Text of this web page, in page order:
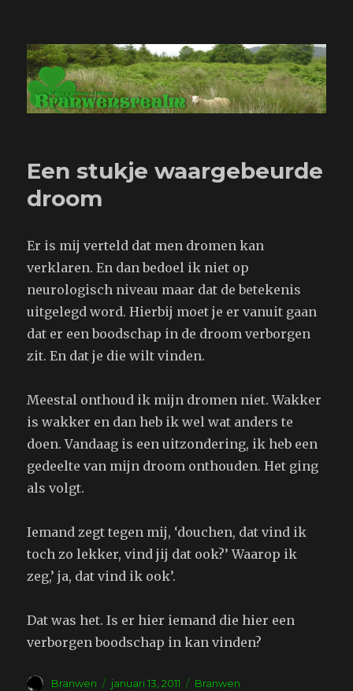
Branwensrealm.com
Een stukje waargebeurde
droom
Er is mij verteld dat men dromen kan
verklaren. En dan bedoel ik niet op
neurologisch niveau maar dat de betekenis
uitgelegd word. Hierbij moet je er vanuit gaan
dat er een boodschap in de droom verborgen
zit. En dat je die wilt vinden.
Meestal onthoud ik mijn dromen niet. Wakker
is wakker en dan heb ik wel wat anders te
doen. Vandaag is een uitzondering, ik heb een
gedeelte van mijn droom onthouden. Het ging
als volgt.
Iemand zegt tegen mij, ‘douchen, dat vind ik
toch zo lekker, vind jij dat ook?’ Waarop ik
zeg,’ ja, dat vind ik ook’.
Dat was het. Is er hier iemand die hier een
verborgen boodschap in kan vinden?
Auteur
Branwen
Geplaatst
januari 13, 2011 Tags
Branwen